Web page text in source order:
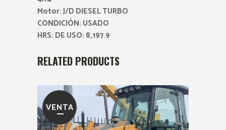
Motor: J/D DIESEL TURBO
CONDICIÓN: USADO
HRS: DE USO: 8,197.9
RELATED PRODUCTS
VENTA